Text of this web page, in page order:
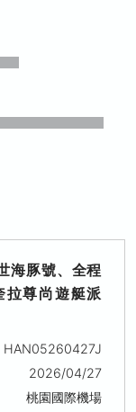
海豚號、全程
拉尊尚遊艇派
HAN05260427J
2026/04/27
桃園國際機場